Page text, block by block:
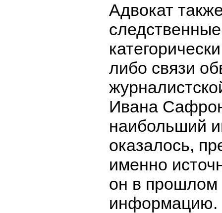
Адвокат
либо связи
Ивана
наибольший
оказалось,
именно
он в прошлом
информацию.